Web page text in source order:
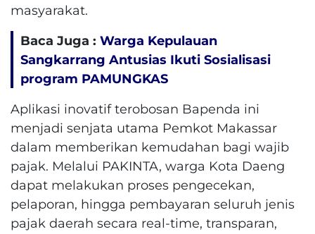
masyarakat.
Baca Juga : Warga Kepulauan
Sangkarrang Antusias Ikuti Sosialisasi
program PAMUNGKAS
​Aplikasi inovatif terobosan Bapenda ini
menjadi senjata utama Pemkot Makassar
dalam memberikan kemudahan bagi wajib
pajak. Melalui PAKINTA, warga Kota Daeng
dapat melakukan proses pengecekan,
pelaporan, hingga pembayaran seluruh jenis
pajak daerah secara real-time, transparan,